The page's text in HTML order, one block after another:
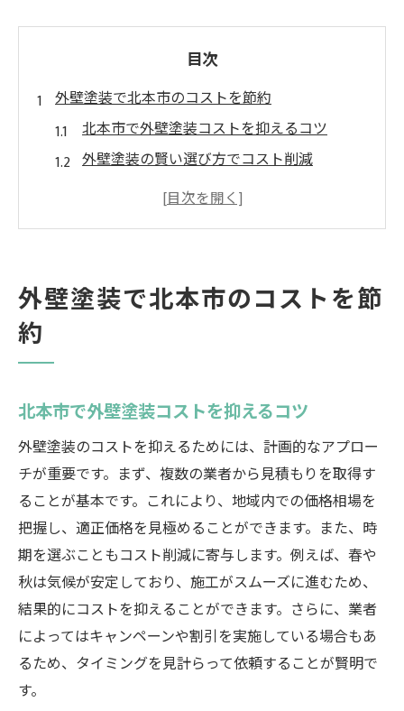
目次
外壁塗装で北本市のコストを節約
北本市で外壁塗装コストを抑えるコツ
外壁塗装の賢い選び方でコスト削減
塗料選びで北本市の外壁塗装費用を節約
外壁塗装の事例から学ぶコスト節約ポイン
北本市で外壁塗装費用を効果的に抑える方
法
外壁塗装の費用を抑えるための選び方
塗料選びでコスト削減を実現する秘訣
業者選びで北本市の外壁塗装費用を削減
見積もり比較が外壁塗装費用に与える影響
外壁塗装の施工事例で学ぶ節約術
北本市の外壁塗装選び方とコスト節約術
外壁塗装選びのポイントとコスト削減法
高性能塗料で長期的なコストを節約
外壁塗装で北本市のコストを節
約
北本市で外壁塗装コストを抑えるコツ
外壁塗装のコストを抑えるためには、計画的なアプロー
チが重要です。まず、複数の業者から見積もりを取得す
ることが基本です。これにより、地域内での価格相場を
把握し、適正価格を見極めることができます。また、時
期を選ぶこともコスト削減に寄与します。例えば、春や
秋は気候が安定しており、施工がスムーズに進むため、
結果的にコストを抑えることができます。さらに、業者
によってはキャンペーンや割引を実施している場合もあ
るため、タイミングを見計らって依頼することが賢明で
す。